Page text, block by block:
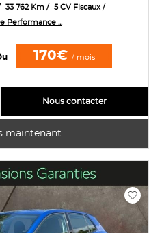
33 762 Km
5 CV Fiscaux
Performance ...
170€ / mois
maintenant
Nous contacter